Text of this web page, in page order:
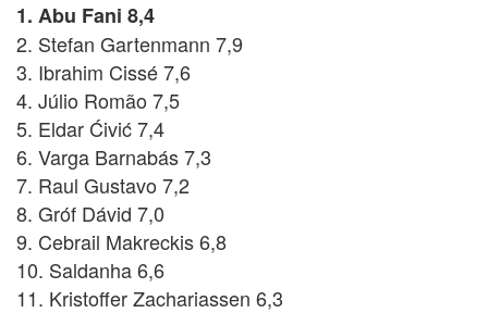
1. Abu Fani 8,4
2. Stefan Gartenmann 7,9
3. Ibrahim Cissé 7,6
4. Júlio Romão 7,5
5. Eldar Ćivić 7,4
6. Varga Barnabás 7,3
7. Raul Gustavo 7,2
8. Gróf Dávid 7,0
9. Cebrail Makreckis 6,8
10. Saldanha 6,6
11. Kristoffer Zachariassen 6,3